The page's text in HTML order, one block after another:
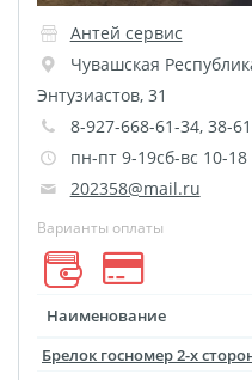
Бессмертный полк
Ритуальная керамика
Обложка для
документов
Брелок Госномер
Кухонные
принадлежности
Фото на стеклянной
рамке
Календарь-плакат
Антей сервис
Чувашская
Энтузиастов, 31
8-927-668-61-34, 38-
пн-пт 9-19сб-вс 10-18
202358@mail.ru
Варианты оплаты
Наименование
Брелок госномер 2-х